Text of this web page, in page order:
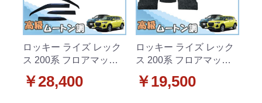
ロッキー ライズ レック
ス 200系 フロアマット
高級ムートン調 ブラッ
￥28,400
ロッキー ライズ レック
ス 200系 フロアマット
クタイプ ハイパイル 社
￥19,500